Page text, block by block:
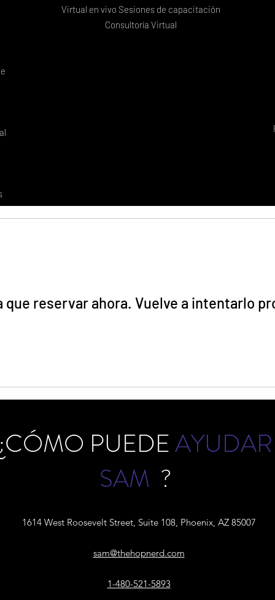
Virtual en vivo Sesiones de capacitación
Consultoría Virtual
que reservar ahora. Vuelve a intentarlo
PUEDEAYUDAR
SAM ?
1614 West Roosevelt Street, Suite 108, Phoenix, AZ 85007
sam@thehopnerd.com
1-480-521-5893